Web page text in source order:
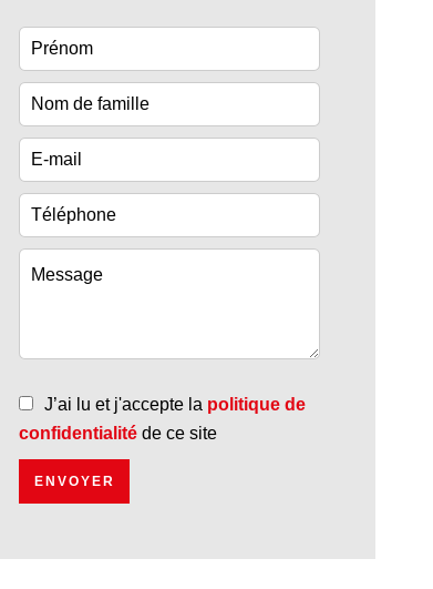
J’ai lu et j'accepte la politique de
confidentialité de ce site
ENVOYER